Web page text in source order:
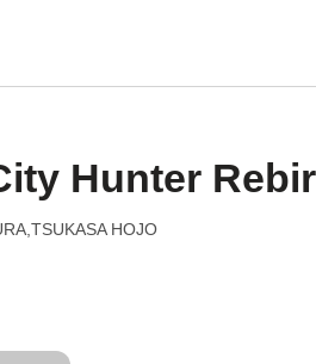
Hunter
HOJO